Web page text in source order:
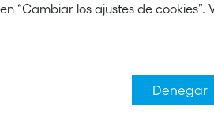
“Cambiar los ajustes de cookies”.
Denegar